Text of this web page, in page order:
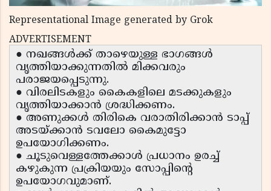
Representational Image generated by Grok
ADVERTISEMENT
● നഖങ്ങൾക്ക് താഴെയുള്ള ഭാഗങ്ങൾ
വൃത്തിയാക്കുന്നതിൽ മിക്കവരും
പരാജയപ്പെടുന്നു.
● വിരലിടകളും കൈകളിലെ മടക്കുകളും
വൃത്തിയാക്കാൻ ശ്രദ്ധിക്കണം.
● അണുക്കൾ തിരികെ വരാതിരിക്കാൻ ടാപ്പ്
അടയ്ക്കാൻ ടവലോ കൈമുട്ടോ
ഉപയോഗിക്കണം.
● ചൂടുവെള്ളത്തേക്കാൾ പ്രധാനം ഉരച്ച്
കഴുകുന്ന പ്രക്രിയയും സോപ്പിൻ്റെ
ഉപയോഗവുമാണ്.